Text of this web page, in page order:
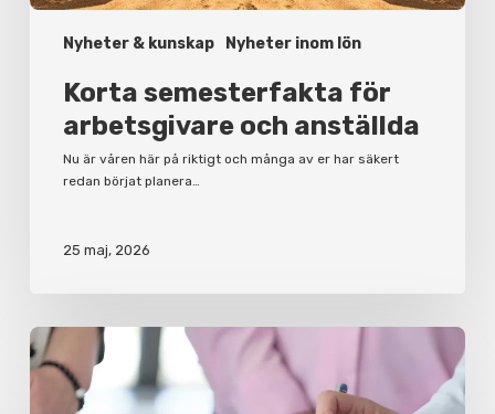
Nyheter & kunskap Nyheter inom lön
Korta semesterfakta för
arbetsgivare och anställda
Nu är våren här på riktigt och många av er har säkert
redan börjat planera…
25 maj, 2026
Varför
du